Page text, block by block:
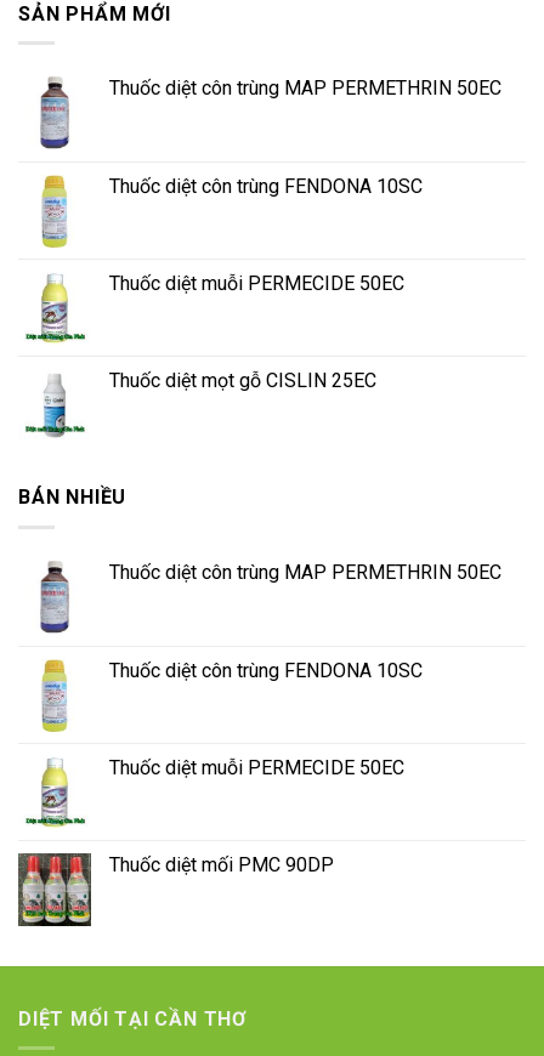
SẢN PHẨM MỚI
Thuốc diệt côn trùng MAP PERMETHRIN 50EC
Thuốc diệt côn trùng FENDONA 10SC
Thuốc diệt muỗi PERMECIDE 50EC
Thuốc diệt mọt gỗ CISLIN 25EC
BÁN NHIỀU
Thuốc diệt côn trùng MAP PERMETHRIN 50EC
Thuốc diệt côn trùng FENDONA 10SC
Thuốc diệt muỗi PERMECIDE 50EC
Thuốc diệt mối PMC 90DP
DIỆT MỐI TẠI CẦN THƠ